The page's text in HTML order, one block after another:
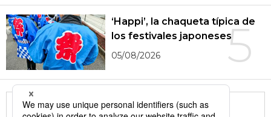
5
‘Happi’, la chaqueta típica de
los festivales japoneses
05/08/2026
More in this series